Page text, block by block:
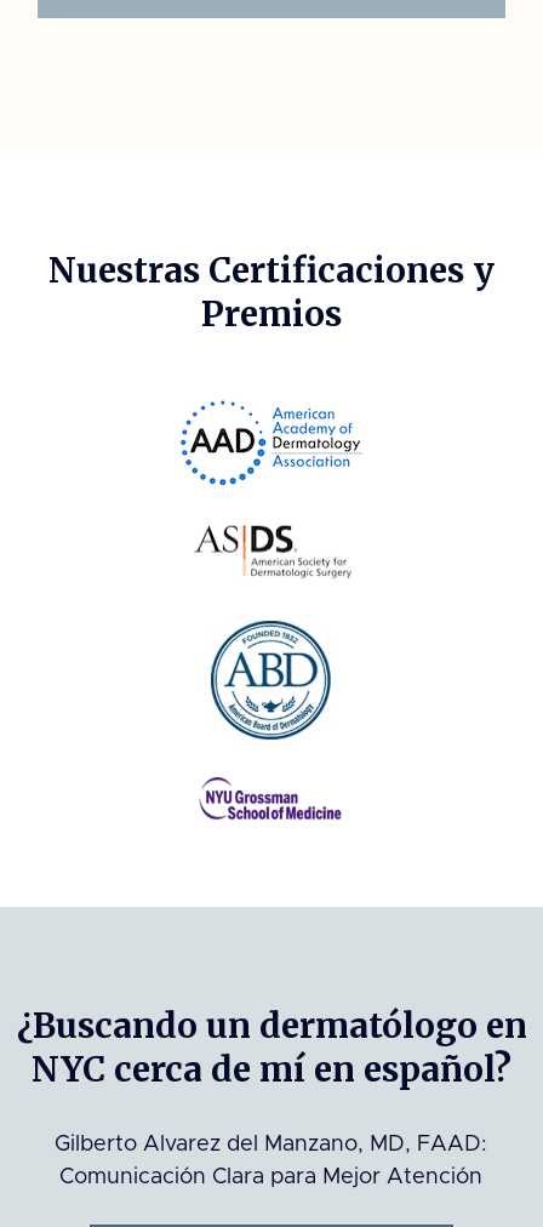
Nuestras Certificaciones y
Premios
¿Buscando un dermatólogo en
NYC cerca de mí en español?
Gilberto Alvarez del Manzano, MD, FAAD:
Comunicación Clara para Mejor Atención